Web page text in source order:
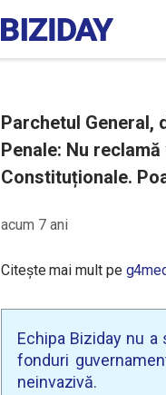
Parchetul General,
Penale: Nu
Constituționale.
acum 7 ani
Citește mai mult pe
Echipa Biziday nu
fonduri
neinvazivă.